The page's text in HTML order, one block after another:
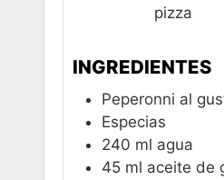
pizza
INGREDIENTES
Peperonni al
Especias
240 ml agua
45 ml aceite de